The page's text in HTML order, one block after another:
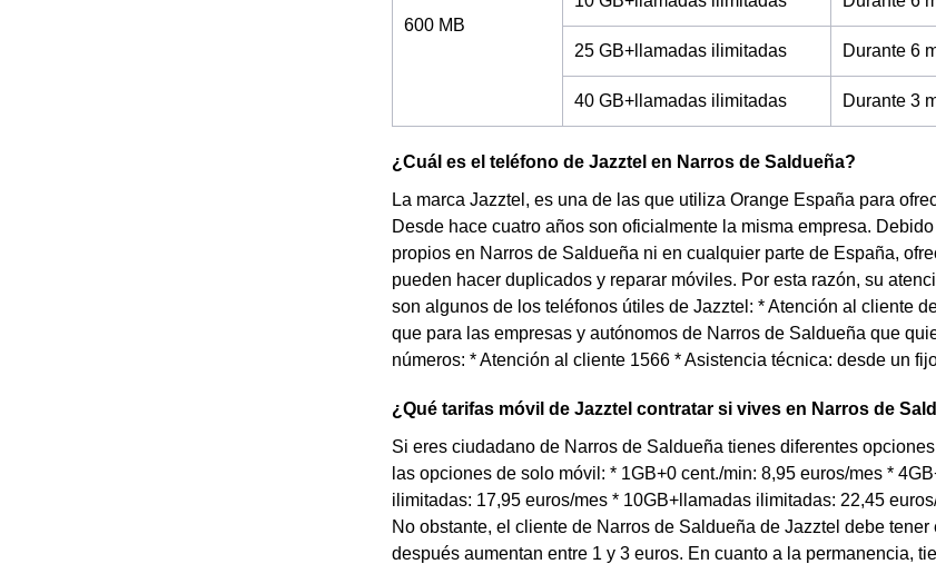
600 MB
25 GB+llamadas ilimitadas Durante 6
40 GB+llamadas ilimitadas Durante 3
¿Cuál es el teléfono de Jazztel en Narros de Saldueña?
La marca Jazztel, es una de las que utiliza Orange España para
Desde hace cuatro años son oficialmente la misma empresa.
propios en Narros de Saldueña ni en cualquier parte de España,
pueden hacer duplicados y reparar móviles. Por esta razón, su
son algunos de los teléfonos útiles de Jazztel: * Atención al cliente
que para las empresas y autónomos de Narros de Saldueña que
números: * Atención al cliente 1566 * Asistencia técnica: desde un
¿Qué tarifas móvil de Jazztel contratar si vives en Narros de
Si eres ciudadano de Narros de Saldueña tienes diferentes
las opciones de solo móvil: * 1GB+0 cent./min: 8,95 euros/mes *
ilimitadas: 17,95 euros/mes * 10GB+llamadas ilimitadas: 22,45
No obstante, el cliente de Narros de Saldueña de Jazztel debe
después aumentan entre 1 y 3 euros. En cuanto a la permanencia,